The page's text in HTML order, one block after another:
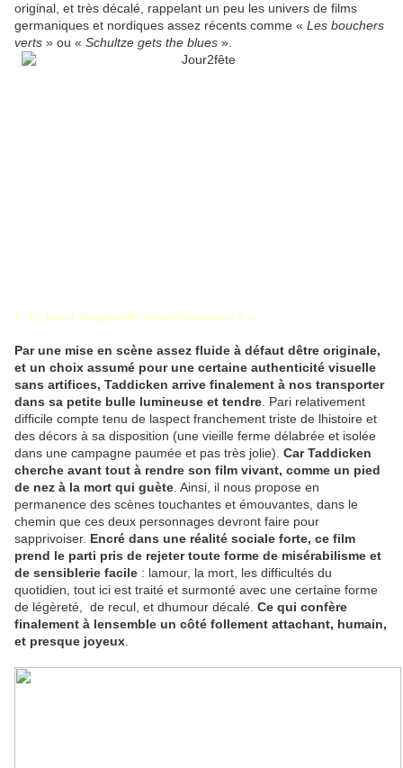
original, et très décalé, rappelant un peu les univers de films
germaniques et nordiques assez récents comme « Les bouchers
verts » ou « Schultze gets the blues ».
« Tu peux dégueuler sans texcusez ? »
Par une mise en scène assez fluide à défaut dêtre originale,
et un choix assumé pour une certaine authenticité visuelle
sans artifices, Taddicken arrive finalement à nos transporter
dans sa petite bulle lumineuse et tendre . Pari relativement
difficile compte tenu de laspect franchement triste de lhistoire et
des décors à sa disposition (une vieille ferme délabrée et isolée
dans une campagne paumée et pas très jolie). Car Taddicken
cherche avant tout à rendre son film vivant, comme un pied
de nez à la mort qui guète . Ainsi, il nous propose en
permanence des scènes touchantes et émouvantes, dans le
chemin que ces deux personnages devront faire pour
sapprivoiser. Encré dans une réalité sociale forte, ce film
prend le parti pris de rejeter toute forme de misérabilisme et
de sensiblerie facile : lamour, la mort, les difficultés du
quotidien, tout ici est traité et surmonté avec une certaine forme
de légèreté,
de recul, et dhumour décalé. Ce qui confère
finalement à lensemble un côté follement attachant, humain,
et presque joyeux